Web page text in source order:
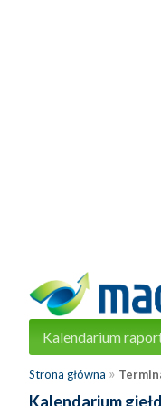
Kalendarium
Strona główna »
Kalendarium